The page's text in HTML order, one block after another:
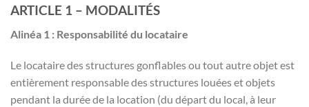
ARTICLE 1 – MODALITÉS
Alinéa 1 : Responsabilité du locataire
Le locataire des structures gonflables ou tout autre objet est
entièrement responsable des structures louées et objets
pendant la durée de la location (du départ du local, à leur